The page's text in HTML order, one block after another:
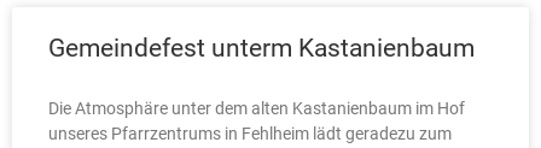
Gemeindefest unterm Kastanienbaum
Die Atmosphäre unter dem alten Kastanienbaum im Hof
unseres Pfarrzentrums in Fehlheim lädt geradezu zum